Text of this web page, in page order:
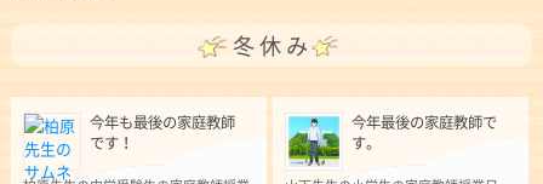
冬休み
今年も最後の家庭教師
です！
今年最後の家庭教師で
す。